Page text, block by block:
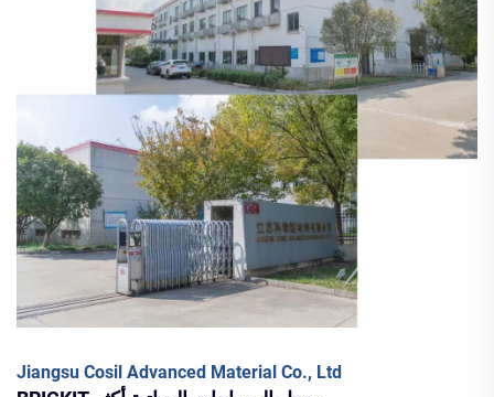
Jiangsu Cosil Advanced Material Co., Ltd